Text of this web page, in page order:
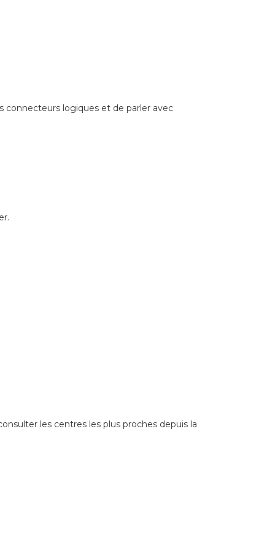
connecteurs logiques et de parler avec
les centres les plus proches depuis la